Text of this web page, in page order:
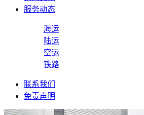
服务动态
海运
陆运
空运
铁路
联系我们
免责声明